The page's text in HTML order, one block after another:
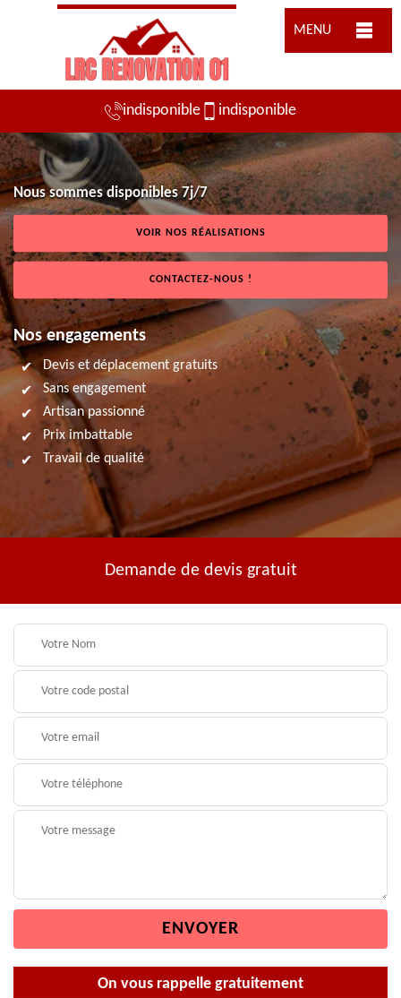
MENU
indisponible indisponible
Nous sommes disponibles 7j/7
VOIR NOS RÉALISATIONS
CONTACTEZ-NOUS !
Nos engagements
Devis et déplacement gratuits
Sans engagement
Artisan passionné
Prix imbattable
Travail de qualité
Demande de devis gratuit
On vous rappelle gratuitement